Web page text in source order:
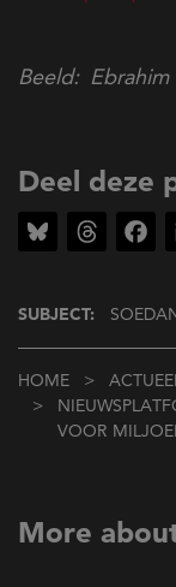
Beeld
Deel deze
Bluesky Threads
SUBJECT:
Kruimelpad
HOME
VOOR
More